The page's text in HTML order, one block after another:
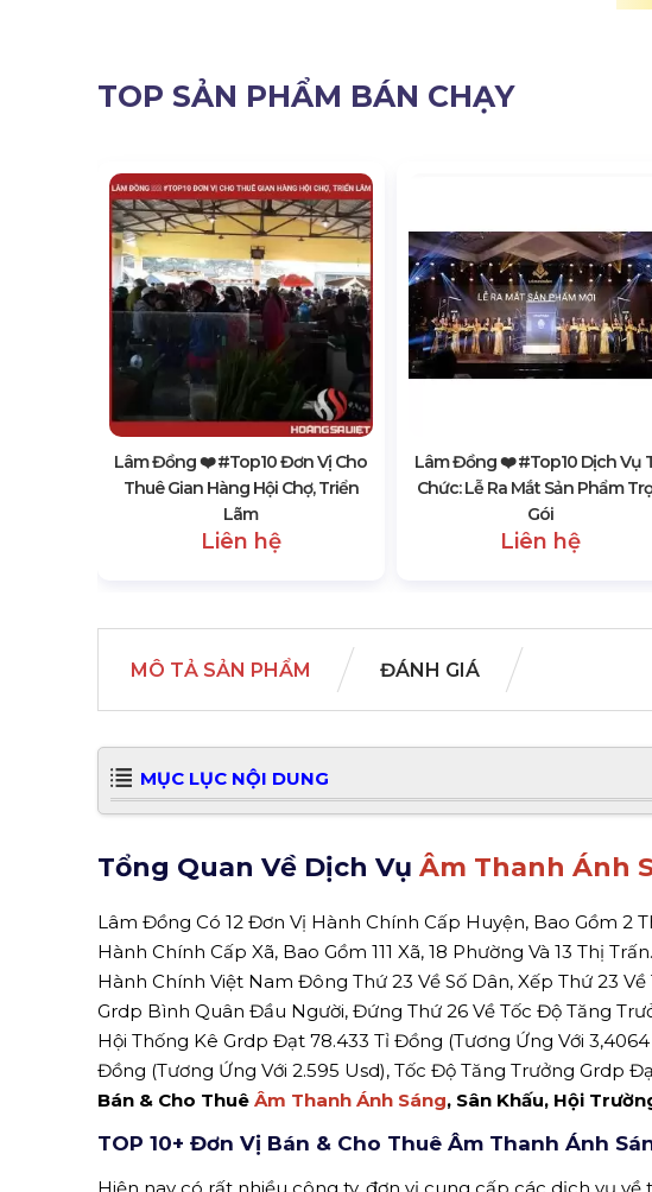
TOP SẢN PHẨM BÁN CHẠY
Lâm Đồng ❤️️ #top10 Đơn Vị Cho
Thuê Gian Hàng Hội Chợ, Triển
Lãm
Liên hệ
Lâm Đồng ❤️️ #top10 Dịch Vụ
Chức: Lễ Ra Mắt Sản Phẩm
Gói
Liên hệ
MÔ TẢ SẢN PHẨM ĐÁNH GIÁ
MỤC LỤC NỘI DUNG
Tổng Quan Về Dịch Vụ Âm Thanh Ánh
Lâm Đồng Có 12 Đơn Vị Hành Chính Cấp Huyện, Bao Gồm 2
Hành Chính Cấp Xã, Bao Gồm 111 Xã, 18 Phường Và 13 Thị
Hành Chính Việt Nam Đông Thứ 23 Về Số Dân, Xếp Thứ 23
Grdp Bình Quân Đầu Người, Đứng Thứ 26 Về Tốc Độ Tăng
Hội Thống Kê Grdp Đạt 78.433 Tỉ Đồng (Tương Ứng Với
Đồng (Tương Ứng Với 2.595 Usd), Tốc Độ Tăng Trưởng Grdp
Bán & Cho Thuê Âm Thanh Ánh Sáng, Sân Khấu, Hội
TOP 10+ Đơn Vị Bán & Cho Thuê Âm Thanh Ánh